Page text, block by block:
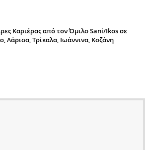
Καριέρας από τον Όμιλο Sani/Ikos σε
Λάρισα, Τρίκαλα, Ιωάννινα, Κοζάνη